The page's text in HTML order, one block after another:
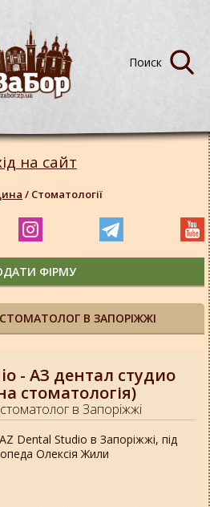
В ЗАПОРІЖЖІ
- АЗ дентал студио
стоматологія)
в Запоріжжі
Dental Studio в Запоріжжі, під
Олексія Жили
на сайт
/ Стоматології
ФІРМУ